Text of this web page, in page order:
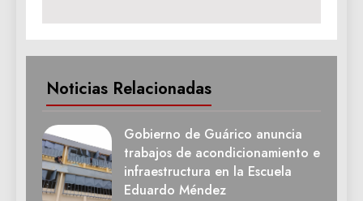
Noticias Relacionadas
Gobierno de Guárico anuncia
trabajos de acondicionamiento e
infraestructura en la Escuela
Eduardo Méndez